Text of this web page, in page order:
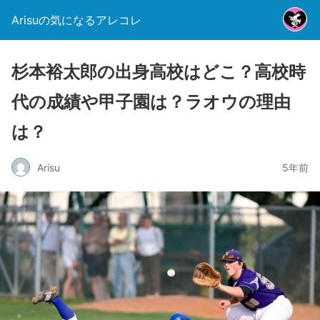
Arisuの気になるアレコレ
杉本裕太郎の出身高校はどこ？高校時
代の成績や甲子園は？ラオウの理由
は？
Arisu 5年前